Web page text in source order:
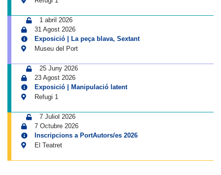
1 abril 2026
31 Agost 2026
Exposició | La peça blava, Sextant
Museu del Port
25 Juny 2026
23 Agost 2026
Exposició | Manipulació latent
Refugi 1
7 Juliol 2026
7 Octubre 2026
Inscripcions a PortAutors/es 2026
El Teatret